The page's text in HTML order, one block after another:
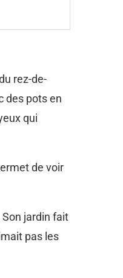
rez-de-
des pots en
qui
de voir
jardin fait
pas les